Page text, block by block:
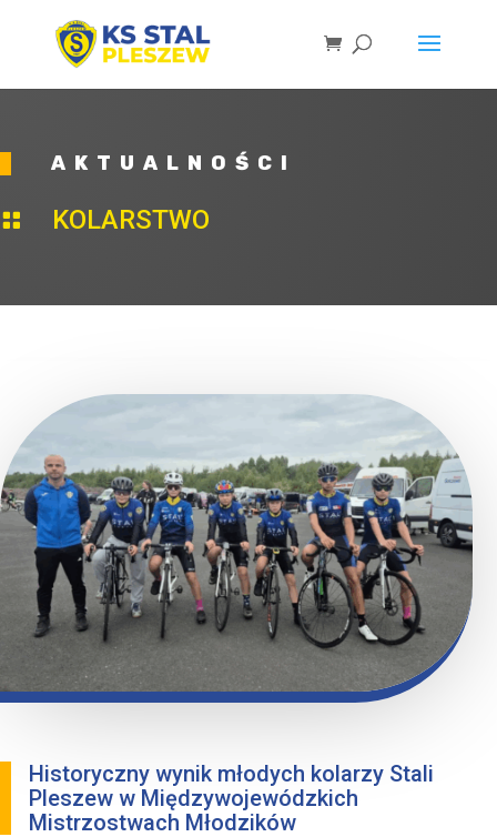
AKTUALNOŚCI
 KOLARSTWO
Historyczny wynik młodych kolarzy Stali
Pleszew w Międzywojewódzkich
Mistrzostwach Młodzików